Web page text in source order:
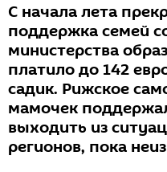
С начала лета
поддержка семей
министерства
платило до 142
садик. Рижское
мамочек
выходить из
регионов, пока